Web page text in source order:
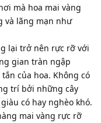
mà hoa mai vàng
và lãng mạn như
lại trở nên rực rỡ với
gian tràn ngập
của hoa. Không có
trí bởi những cây
có hay nghèo khó.
mai vàng rực rỡ